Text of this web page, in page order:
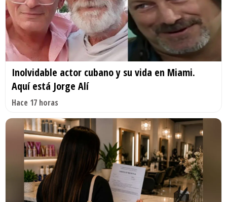
Inolvidable actor cubano y su vida en Miami.
Aquí está Jorge Alí
Hace 17 horas